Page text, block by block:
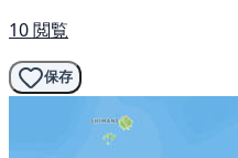
10 閲覧
保存